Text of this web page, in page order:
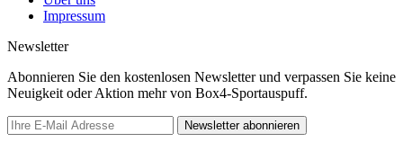
Impressum
Newsletter
Abonnieren Sie den kostenlosen Newsletter und verpassen Sie keine
Neuigkeit oder Aktion mehr von Box4-Sportauspuff.
Newsletter abonnieren